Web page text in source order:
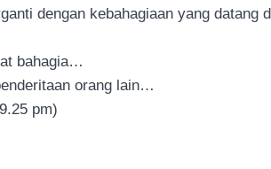
dengan kebahagiaan yang datang
bahagia…
orang lain…
pm)